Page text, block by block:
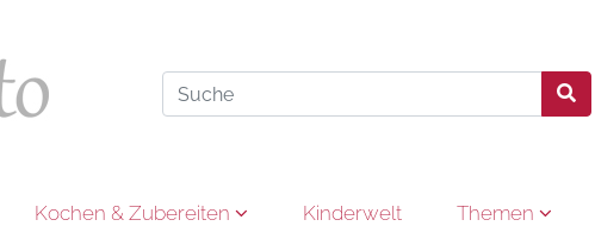
Kochen & Zubereiten Kinderwelt Themen